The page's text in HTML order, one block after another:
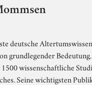
deutsche
grundlegender
wissenschaftliche
Seine wichtigsten